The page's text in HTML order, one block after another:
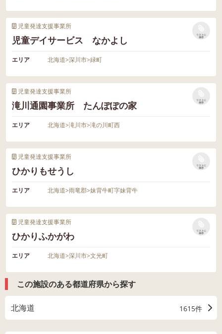
児童発達支援事業所
児童デイサービス なかよし
リストに
保存
エリア 北海道>深川市>緑町
児童発達支援事業所
滝川通園事業所 たんぽぽの家
リストに
保存
エリア 北海道>滝川市>滝の川町西
児童発達支援事業所
ひかりもせうし
リストに
保存
エリア 北海道>雨竜郡>妹背牛町字妹背牛
児童発達支援事業所
ひかりふかがわ
リストに
保存
エリア 北海道>深川市>文光町
この施設のある都道府県から探す
北海道 1615件